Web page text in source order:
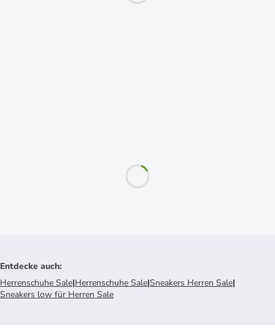
Entdecke auch:
Herrenschuhe Sale|Herrenschuhe Sale|Sneakers Herren Sale|
Sneakers low für Herren Sale